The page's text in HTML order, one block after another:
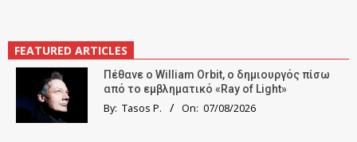
FEATURED ARTICLES
Πέθανε ο William Orbit, ο δημιουργός πίσω
από το εμβληματικό «Ray of Light»
By: Tasos P. On: 07/08/2026